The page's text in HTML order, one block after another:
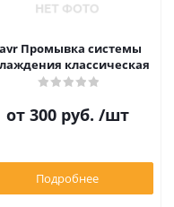
Промывка системы
классическая
от 300 руб. /шт
Подробнее